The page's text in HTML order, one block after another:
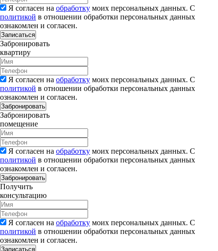
Я согласен на обработку моих персональных данных. С
политикой в отношении обработки персональных данных
ознакомлен и согласен.
Записаться
Забронировать
квартиру
Я согласен на обработку моих персональных данных. С
политикой в отношении обработки персональных данных
ознакомлен и согласен.
Забронировать
Забронировать
помещение
Я согласен на обработку моих персональных данных. С
политикой в отношении обработки персональных данных
ознакомлен и согласен.
Забронировать
Получить
консультацию
Я согласен на обработку моих персональных данных. С
политикой в отношении обработки персональных данных
ознакомлен и согласен.
Записаться